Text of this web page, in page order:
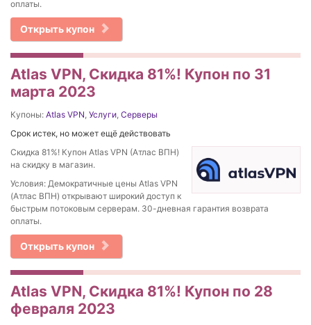
оплаты.
Открыть купон
Atlas VPN, Скидка 81%! Купон по 31
марта 2023
Купоны: Atlas VPN Услуги Серверы
Срок истек, но может ещё действовать
Скидка 81%! Купон Atlas VPN (Атлас ВПН)
на скидку в магазин.
Условия: Демократичные цены Atlas VPN
(Атлас ВПН) открывают широкий доступ к
быстрым потоковым серверам. 30-дневная гарантия возврата
оплаты.
Открыть купон
Atlas VPN, Скидка 81%! Купон по 28
февраля 2023